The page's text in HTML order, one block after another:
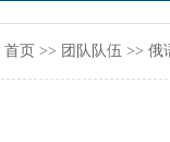
首页 >> 团队队伍 >> 俄